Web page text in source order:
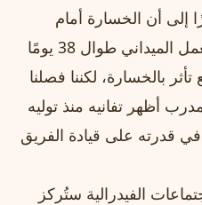
إلى أن الخسارة أمام
النرويج "لا تعكس مستوى العمل الميداني طوال 38 يومًا
بالخسارة، لكننا فصلنا
أظهر تفانيه منذ توليه
2025، ونثق في قدرته على قيادة الفريق
الفيدرالية ستُركز